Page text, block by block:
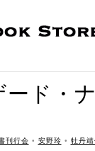
ド・
刊行会 • 安野玲 • 牡丹